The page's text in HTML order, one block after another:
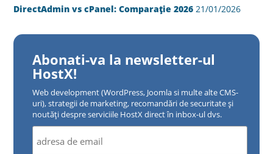
DirectAdmin vs cPanel: Comparație 2026 21/01/2026
Abonati-va la newsletter-ul
HostX!
Web development (WordPress, Joomla si multe alte CMS-
uri), strategii de marketing, recomandări de securitate și
noutăți despre serviciile HostX direct în inbox-ul dvs.